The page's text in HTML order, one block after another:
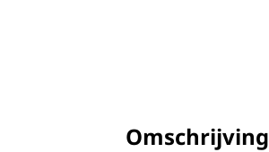
Omschrijving